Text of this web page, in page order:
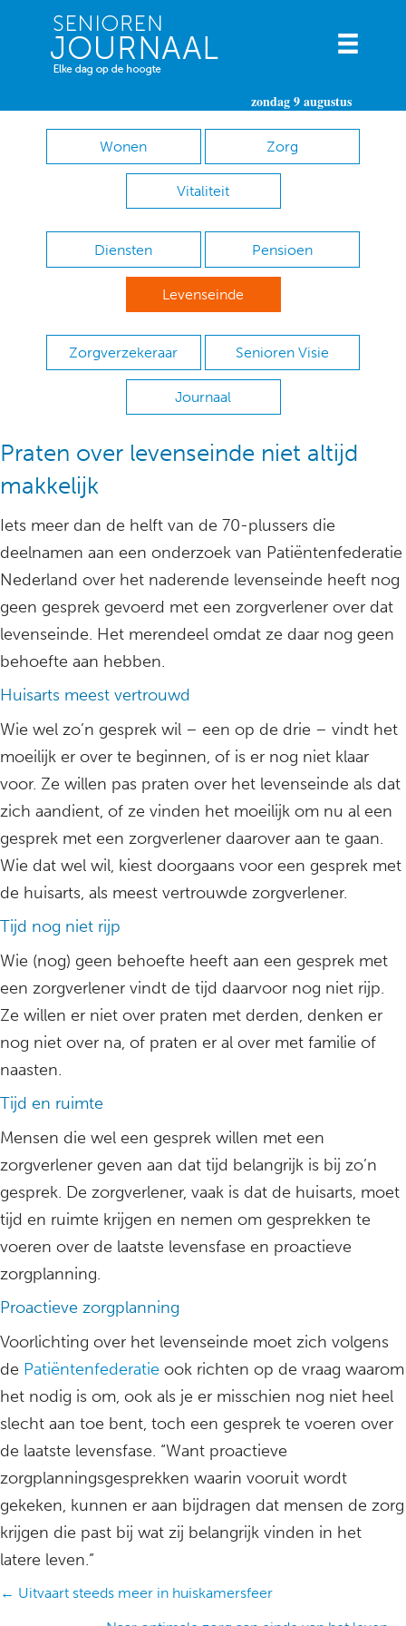
zondag 9 augustus
Wonen Zorg
Vitaliteit
Diensten Pensioen
Levenseinde
Zorgverzekeraar Senioren Visie
Journaal
Praten over levenseinde niet altijd
makkelijk
Iets meer dan de helft van de 70-plussers die
deelnamen aan een onderzoek van Patiëntenfederatie
Nederland over het naderende levenseinde heeft nog
geen gesprek gevoerd met een zorgverlener over dat
levenseinde. Het merendeel omdat ze daar nog geen
behoefte aan hebben.
Huisarts meest vertrouwd
Wie wel zo’n gesprek wil – een op de drie – vindt het
moeilijk er over te beginnen, of is er nog niet klaar
voor. Ze willen pas praten over het levenseinde als dat
zich aandient, of ze vinden het moeilijk om nu al een
gesprek met een zorgverlener daarover aan te gaan.
Wie dat wel wil, kiest doorgaans voor een gesprek met
de huisarts, als meest vertrouwde zorgverlener.
Tijd nog niet rijp
Wie (nog) geen behoefte heeft aan een gesprek met
een zorgverlener vindt de tijd daarvoor nog niet rijp.
Ze willen er niet over praten met derden, denken er
nog niet over na, of praten er al over met familie of
naasten.
Tijd en ruimte
Mensen die wel een gesprek willen met een
zorgverlener geven aan dat tijd belangrijk is bij zo’n
gesprek. De zorgverlener, vaak is dat de huisarts, moet
tijd en ruimte krijgen en nemen om gesprekken te
voeren over de laatste levensfase en proactieve
zorgplanning.
Proactieve zorgplanning
Voorlichting over het levenseinde moet zich volgens
de Patiëntenfederatie ook richten op de vraag waarom
het nodig is om, ook als je er misschien nog niet heel
slecht aan toe bent, toch een gesprek te voeren over
de laatste levensfase. “Want proactieve
zorgplanningsgesprekken waarin vooruit wordt
gekeken, kunnen er aan bijdragen dat mensen de zorg
krijgen die past bij wat zij belangrijk vinden in het
latere leven.”
Posts
← Uitvaart steeds meer in huiskamersfeer